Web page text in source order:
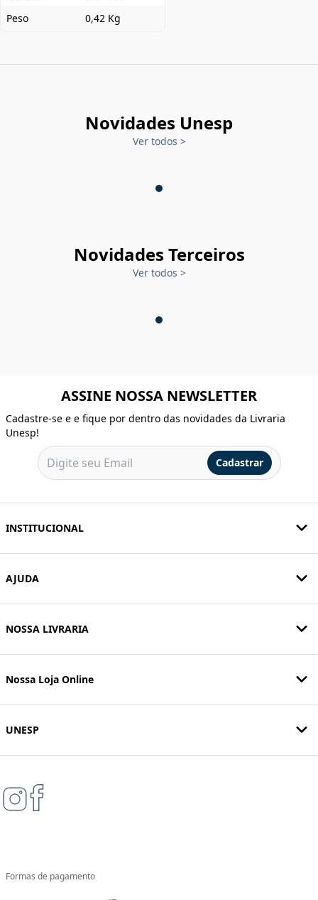
Peso
0,42 Kg
Novidades Unesp
Ver todos >
Novidades Terceiros
Ver todos >
ASSINE NOSSA NEWSLETTER
Cadastre-se e e fique por dentro das novidades da Livraria
Unesp!
Cadastrar
INSTITUCIONAL
AJUDA
NOSSA LIVRARIA
Nossa Loja Online
UNESP
Formas de pagamento